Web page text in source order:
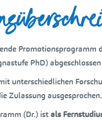
PhD)
unterschiedlichen
Zulassung ausgesprochen.
(Dr.) istals